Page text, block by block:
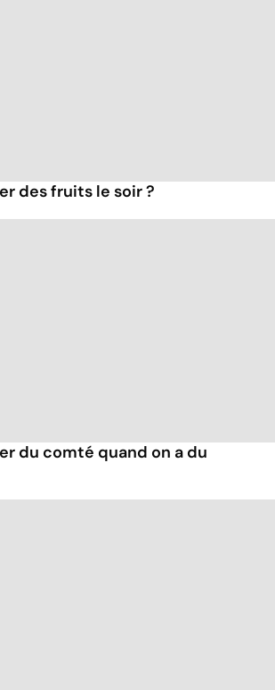
des fruits le soir ?
du comté quand on a du